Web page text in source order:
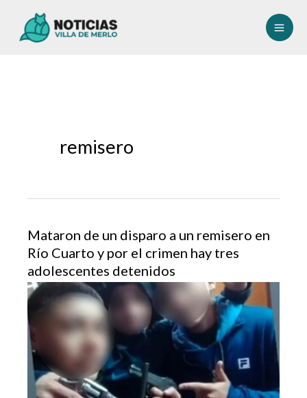
remisero
Mataron de un disparo a un remisero en
Río Cuarto y por el crimen hay tres
adolescentes detenidos